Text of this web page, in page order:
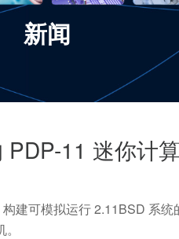
新闻
PDP-11 迷你计
构建可模拟运行 2.11BSD 系统